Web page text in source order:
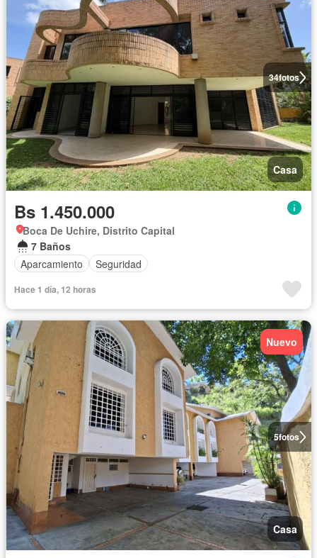
34fotos
Casa
Bs 1.450.000
Boca De Uchire, Distrito Capital
7 Baños
Aparcamiento
Seguridad
Hace 1 día, 12 horas
5fotos
Nuevo
Casa